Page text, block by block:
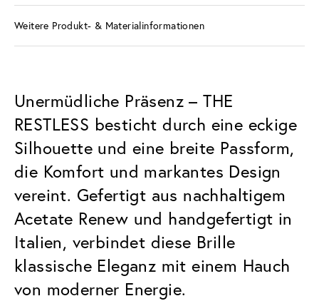
Weitere Produkt- & Materialinformationen
Unermüdliche Präsenz – THE
RESTLESS besticht durch eine eckige
Silhouette und eine breite Passform,
die Komfort und markantes Design
vereint. Gefertigt aus nachhaltigem
Acetate Renew und handgefertigt in
Italien, verbindet diese Brille
klassische Eleganz mit einem Hauch
von moderner Energie.